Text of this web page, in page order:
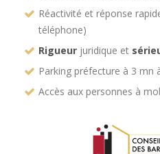
Réactivité et réponse
téléphone)
Rigueur juridique et
Parking préfecture à 3 mn
Accès aux personnes à